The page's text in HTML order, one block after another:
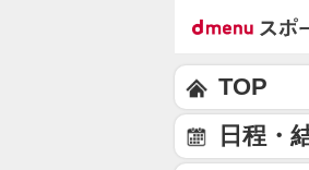
TOP
日程・